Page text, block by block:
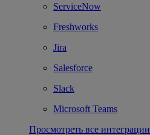
ServiceNow
Freshworks
Jira
Salesforce
Slack
Microsoft Teams
Просмотреть все интеграции